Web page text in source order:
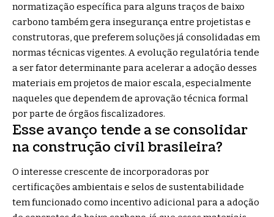
normatização específica para alguns traços de baixo
carbono também gera insegurança entre projetistas e
construtoras, que preferem soluções já consolidadas em
normas técnicas vigentes. A evolução regulatória tende
a ser fator determinante para acelerar a adoção desses
materiais em projetos de maior escala, especialmente
naqueles que dependem de aprovação técnica formal
por parte de órgãos fiscalizadores.
Esse avanço tende a se consolidar
na construção civil brasileira?
O interesse crescente de incorporadoras por
certificações ambientais e selos de sustentabilidade
tem funcionado como incentivo adicional para a adoção